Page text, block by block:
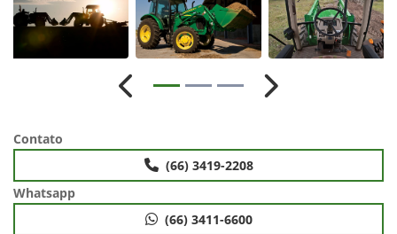
Anterior Próximo
Contato
(66) 3419-2208
Whatsapp
(66) 3411-6600